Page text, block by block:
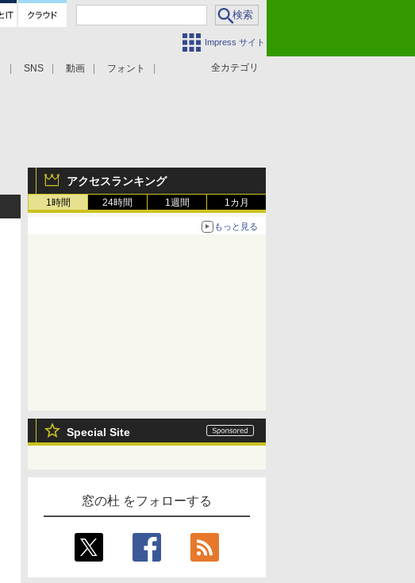
Impress サイト
全カテゴリ
SNS 動画 フォント
アクセスランキング
1時間 24時間 1週間 1カ月
もっと見る
Special Site
窓の杜 をフォローする